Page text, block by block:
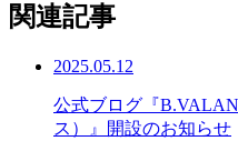
関連記事
2025.05.12
公式ブログ『
ス）』開設のお知らせ